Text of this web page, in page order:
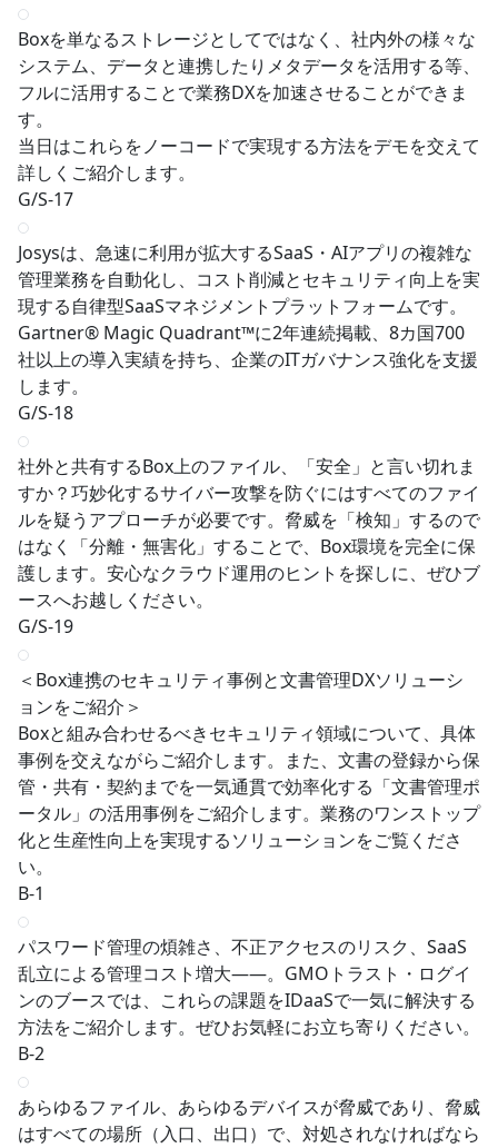
Boxを単なるストレージとしてではなく、社内外の様々な
システム、データと連携したりメタデータを活用する等、
フルに活用することで業務DXを加速させることができま
す。
当日はこれらをノーコードで実現する方法をデモを交えて
詳しくご紹介します。
G/S-17
Josysは、急速に利用が拡大するSaaS・AIアプリの複雑な
管理業務を自動化し、コスト削減とセキュリティ向上を実
現する自律型SaaSマネジメントプラットフォームです。
Gartner® Magic Quadrant™に2年連続掲載、8カ国700
社以上の導入実績を持ち、企業のITガバナンス強化を支援
します。
G/S-18
社外と共有するBox上のファイル、「安全」と言い切れま
すか？巧妙化するサイバー攻撃を防ぐにはすべてのファイ
ルを疑うアプローチが必要です。脅威を「検知」するので
はなく「分離・無害化」することで、Box環境を完全に保
護します。安心なクラウド運用のヒントを探しに、ぜひブ
ースへお越しください。
G/S-19
＜Box連携のセキュリティ事例と文書管理DXソリューシ
ョンをご紹介＞
Boxと組み合わせるべきセキュリティ領域について、具体
事例を交えながらご紹介します。また、文書の登録から保
管・共有・契約までを一気通貫で効率化する「文書管理ポ
ータル」の活用事例をご紹介します。業務のワンストップ
化と生産性向上を実現するソリューションをご覧くださ
い。
B-1
パスワード管理の煩雑さ、不正アクセスのリスク、SaaS
乱立による管理コスト増大——。GMOトラスト・ログイ
ンのブースでは、これらの課題をIDaaSで一気に解決する
方法をご紹介します。ぜひお気軽にお立ち寄りください。
B-2
あらゆるファイル、あらゆるデバイスが脅威であり、脅威
はすべての場所（入口、出口）で、対処されなければなら